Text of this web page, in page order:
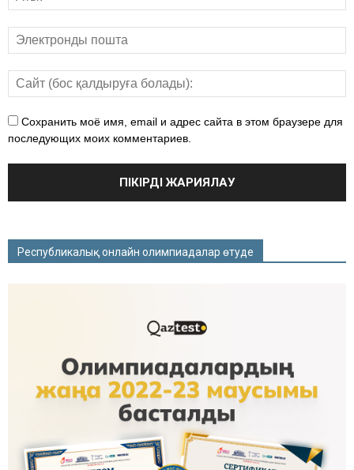
Сохранить моё имя, email и адрес сайта в этом браузере для
последующих моих комментариев.
Республикалық онлайн олимпиадалар өтуде